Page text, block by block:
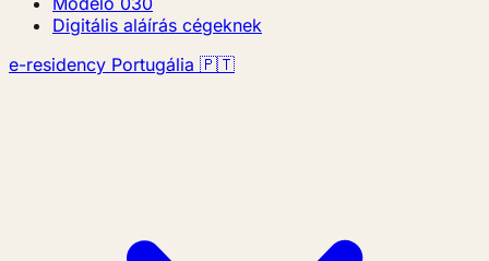
Digitális aláírás cégeknek
e-residency Portugália 🇵🇹